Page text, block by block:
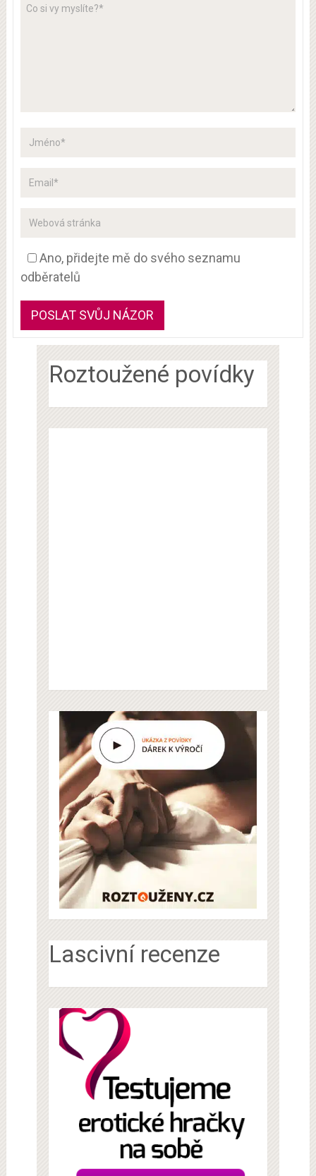
Ano, přidejte mě do svého seznamu
odběratelů
Roztoužené povídky
Lascivní recenze